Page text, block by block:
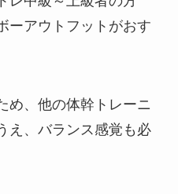
ーアウトフットがおす
め、他の体幹トレーニ
え、バランス感覚も必